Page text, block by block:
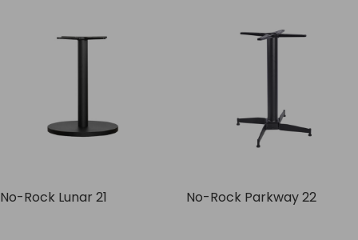
No-Rock Lunar 21 No-Rock Parkway 22